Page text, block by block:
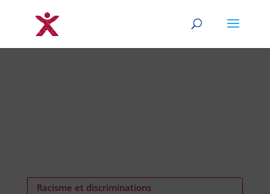
Racisme et discriminations